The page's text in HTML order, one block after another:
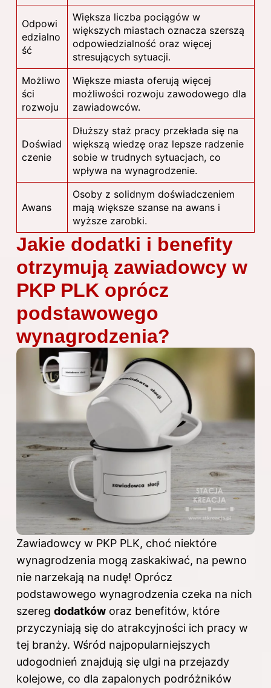
Odpowi
edzialno
ść
Większa liczba pociągów w
większych miastach oznacza szerszą
odpowiedzialność oraz więcej
stresujących sytuacji.
Możliwo
ści
rozwoju
Większe miasta oferują więcej
możliwości rozwoju zawodowego dla
zawiadowców.
Doświad
czenie
Dłuższy staż pracy przekłada się na
większą wiedzę oraz lepsze radzenie
sobie w trudnych sytuacjach, co
wpływa na wynagrodzenie.
Awans
Osoby z solidnym doświadczeniem
mają większe szanse na awans i
wyższe zarobki.
Jakie dodatki i benefity
otrzymują zawiadowcy w
PKP PLK oprócz
podstawowego
wynagrodzenia?
Zawiadowcy w PKP PLK, choć niektóre
wynagrodzenia mogą zaskakiwać, na pewno
nie narzekają na nudę! Oprócz
podstawowego wynagrodzenia czeka na nich
szereg dodatków oraz benefitów, które
przyczyniają się do atrakcyjności ich pracy w
tej branży. Wśród najpopularniejszych
udogodnień znajdują się ulgi na przejazdy
kolejowe, co dla zapalonych podróżników